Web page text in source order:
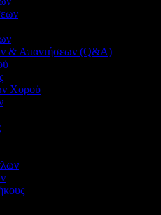
& Απαντήσεων (Q&A)
Χορού